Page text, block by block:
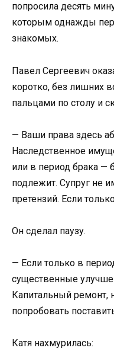
попросила десять
которым однажды
знакомых.
Павел Сергеевич
коротко, без лишних
пальцами по столу и
— Ваши права здесь
Наследственное
или в период брака —
подлежит. Супруг не
претензий. Если
Он сделал паузу.
— Если только в
существенные
Капитальный ремонт,
попробовать
Катя нахмурилась: